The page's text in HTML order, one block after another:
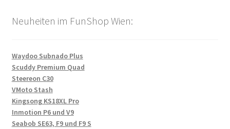
Neuheiten im FunShop Wien:
Waydoo Subnado Plus
Scuddy Premium Quad
Steereon C30
VMoto Stash
Kingsong KS18XL Pro
Inmotion P6 und V9
Seabob SE63, F9 und F9 S